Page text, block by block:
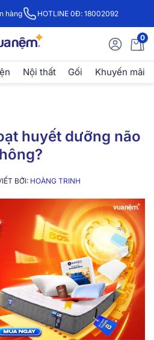
hàng HOTLINE 0Đ: 18002092
0
Nội thất Gối Khuyến mãi
huyết dưỡng não
BỞI: HOÀNG TRINH